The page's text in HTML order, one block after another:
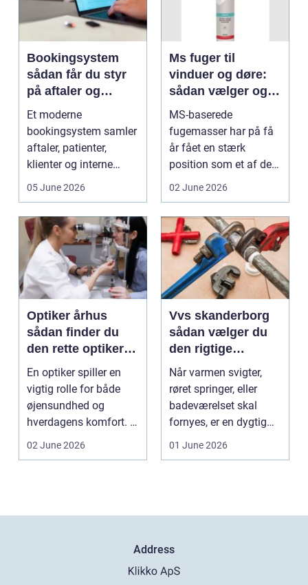
Bookingsystem
sådan får du styr
på aftaler og
arbejdsgange
Et moderne
bookingsystem samler
aftaler, patienter,
klienter og interne
arbejdsgange ét sted. I
05 June 2026
Ms fuger til
vinduer og døre:
sådan vælger og
bruger du dem
rigtigt
MS-baserede
fugemasser har på få
år fået en stærk
position som et af de
mest alsidige valg til
02 June 2026
Optiker århus
sådan finder du
den rette optiker i
byen
En optiker spiller en
vigtig rolle for både
øjensundhed og
hverdagens komfort. I
en by som Aarhus, h...
02 June 2026
Vvs skanderborg
sådan vælger du
den rigtige
installatør
Når varmen svigter,
røret springer, eller
badeværelset skal
fornyes, er en dygtig
VVS-installatør gu...
01 June 2026
Address